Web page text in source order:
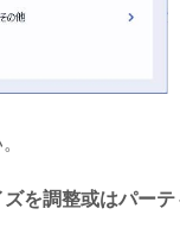
ズを調整或はパー